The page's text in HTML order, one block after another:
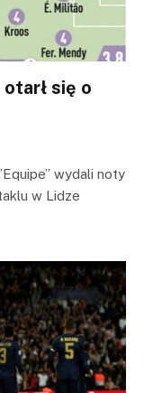
otarł się o
wydali noty
w Lidze